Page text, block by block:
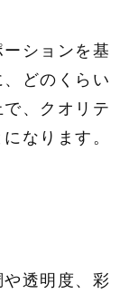
ションを基
どのくらい
、クオリテ
なります。
透明度、彩